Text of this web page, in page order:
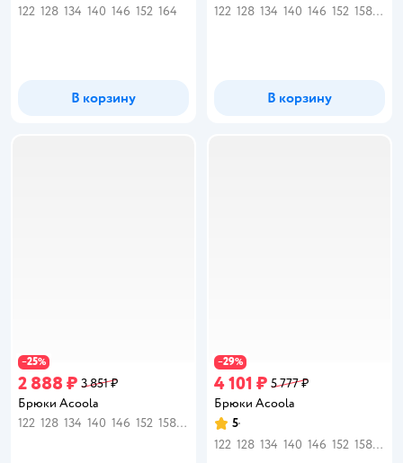
122 128 134 140 146 152 164
В корзину
122 128 134 140 146 152 158 164
В корзину
−25%
2 888 ₽ 3 851 ₽
Брюки Acoola
122 128 134 140 146 152 158 164
−29%
4 101 ₽ 5 777 ₽
Брюки Acoola
Рейтинг:
5
122 128 134 140 146 152 158 164